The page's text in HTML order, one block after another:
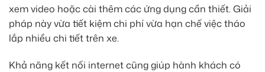
xem video hoặc cài thêm các ứng dụng cần thiết. Giải
pháp này vừa tiết kiệm chi phí vừa hạn chế việc tháo
lắp nhiều chi tiết trên xe.
Khả năng kết nối internet cũng giúp hành khách có